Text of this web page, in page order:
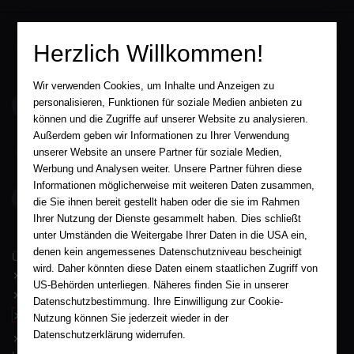
service@aha-buch.de
05563 / 9996039
AHA-BUCH GmbH
Garlebsen 48
37574 Einbeck
Wir sind gerne für Sie persönlich da.
Über AHA-BUCH
AGB
Widerruf
Datenschutz
Herzlich Willkommen!
Wir verwenden Cookies, um Inhalte und Anzeigen zu
personalisieren, Funktionen für soziale Medien anbieten zu
können und die Zugriffe auf unserer Website zu analysieren.
Außerdem geben wir Informationen zu Ihrer Verwendung
unserer Website an unsere Partner für soziale Medien,
Werbung und Analysen weiter. Unsere Partner führen diese
Informationen möglicherweise mit weiteren Daten zusammen,
die Sie ihnen bereit gestellt haben oder die sie im Rahmen
Ihrer Nutzung der Dienste gesammelt haben. Dies schließt
unter Umständen die Weitergabe Ihrer Daten in die USA ein,
denen kein angemessenes Datenschutzniveau bescheinigt
wird. Daher könnten diese Daten einem staatlichen Zugriff von
US-Behörden unterliegen. Näheres finden Sie in unserer
Datenschutzbestimmung. Ihre Einwilligung zur Cookie-
Nutzung können Sie jederzeit wieder in der
Datenschutzerklärung widerrufen.